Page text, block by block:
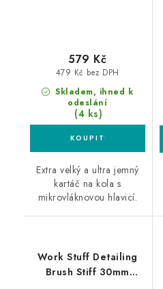
Skladem, ihned k
odeslání
(4 ks)
479 Kč bez DPH
579 Kč
Extra velký a ultra jemný
kartáč na kola s
mikrovláknovou hlavicí.
Work Stuff Detailing
Brush Stiff 30mm